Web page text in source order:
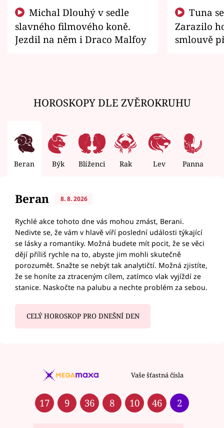
slavného filmového koně.
Jezdil na něm i Draco Malfoy
Zarazilo
smlouvě
HOROSKOPY DLE ZVĚROKRUHU
Beran Býk Blíženci Rak Lev Panna
Beran 8. 8. 2026
Rychlé akce tohoto dne vás mohou zmást, Berani.
Nedivte se, že vám v hlavě víří poslední události týkající
se lásky a romantiky. Možná budete mít pocit, že se věci
dějí příliš rychle na to, abyste jim mohli skutečně
porozumět. Snažte se nebýt tak analytičtí. Možná zjistíte,
že se honíte za ztraceným cílem, zatímco vlak vyjíždí ze
stanice. Naskočte na palubu a nechte problém za sebou.
CELÝ HOROSKOP PRO DNEŠNÍ DEN
Vaše šťastná čísla
17 9 36 8 10 46 2